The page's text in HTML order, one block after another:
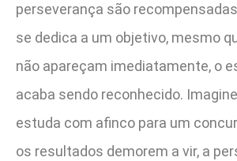
perseverança são
se dedica a um objetivo, mesmo
não apareçam imediatamente, o
acaba sendo reconhecido.
estuda com afinco para um
os resultados demorem a vir, a